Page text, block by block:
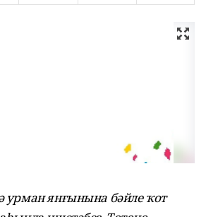
урман янғынына бәйле ҡот